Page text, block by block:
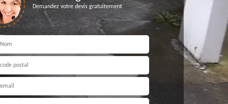
Demandez votre devis gratuitement